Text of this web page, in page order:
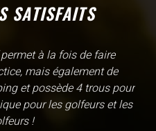
SATISFAITS
son nom l'indique est
exceptionnel. il y a
sur tapis mais aussi
le chipping, les bumqers...
Il n'y a pas assez